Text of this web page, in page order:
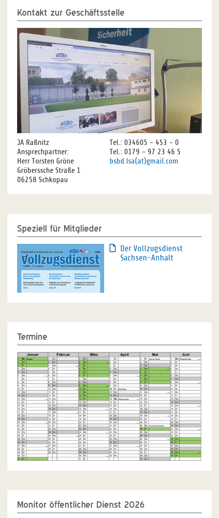
Kontakt zur Geschäftsstelle
JA Raßnitz
Ansprechpartner:
Herr Torsten Gröne
Gröberssche Straße 1
06258 Schkopau
Tel.: 034605 - 453 - 0
Tel.: 0179 - 97 23 46 5
bsbd.lsa(at)gmail.com
Speziell für Mitglieder
Der Vollzugsdienst
Sachsen-Anhalt
Termine
Monitor öffentlicher Dienst 2026